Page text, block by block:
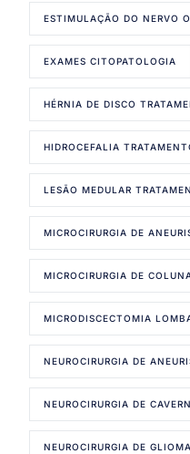
ESTIMULAÇÃO DO NERVO
EXAMES CITOPATOLOGIA
HÉRNIA DE DISCO
HIDROCEFALIA
LESÃO MEDULAR
MICROCIRURGIA DE
MICROCIRURGIA DE
MICRODISCECTOMIA
NEUROCIRURGIA DE
NEUROCIRURGIA DE
NEUROCIRURGIA DE